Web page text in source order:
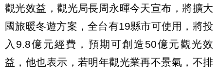
觀光效益，觀光局長周永暉今天宣布，將擴大
國旅暖冬遊方案，全台有19縣市可使用，將投
入9.8億元經費，預期可創造50億元觀光效
益，他也表示，若明年觀光業再不景氣，不排